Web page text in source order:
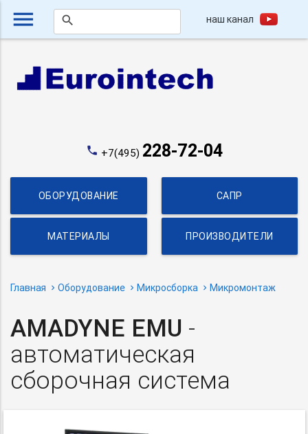
menu search наш канал
phone +7(495) 228-72-04
ОБОРУДОВАНИЕ САПР
МАТЕРИАЛЫ ПРОИЗВОДИТЕЛИ
Главная Оборудование Микросборка Микромонтаж
AMADYNE EMU -
автоматическая
сборочная система